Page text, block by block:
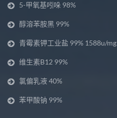
5-甲氧基吲哚 98%
醇溶苯胺黑 99%
青霉素钾工业盐 99% 1588u/mg
维生素B12 99%
氯偏乳液 40%
苯甲酸钠 99%